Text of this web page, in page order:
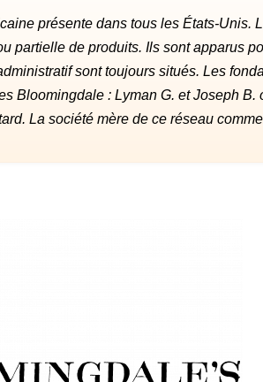
présente dans tous les États-Unis.
partielle de produits. Ils sont apparus
sont toujours situés. Les
Bloomingdale : Lyman G. et Joseph B.
La société mère de ce réseau